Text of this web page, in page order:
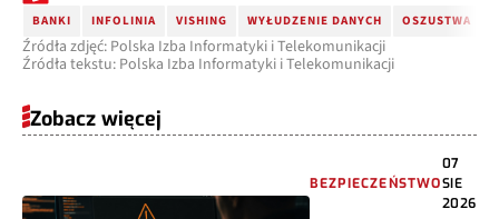
BANKI INFOLINIA VISHING WYŁUDZENIE DANYCH OSZUSTWA
Źródła zdjęć: Polska Izba Informatyki i Telekomunikacji
Źródła tekstu: Polska Izba Informatyki i Telekomunikacji
Zobacz więcej
BEZPIECZEŃSTWO
07
SIE
2026